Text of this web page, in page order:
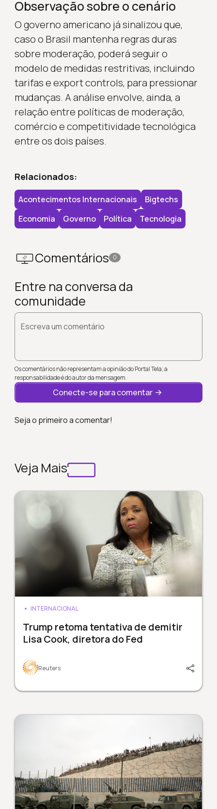
Observação sobre o cenário
O governo americano já sinalizou que,
caso o Brasil mantenha regras duras
sobre moderação, poderá seguir o
modelo de medidas restritivas, incluindo
tarifas e export controls, para pressionar
mudanças. A análise envolve, ainda, a
relação entre políticas de moderação,
comércio e competitividade tecnológica
entre os dois países.
Relacionados:
Acontecimentos Internacionais
Bigtechs
Economia
Governo Política Tecnologia
Comentários 0
Entre na conversa da
comunidade
Escreva um comentário
Os comentários não representam a opinião do Portal Tela; a
responsabilidade é do autor da mensagem.
Conecte-se para comentar
Seja o primeiro a comentar!
Veja Mais
INTERNACIONAL
Trump retoma tentativa de demitir
Lisa Cook, diretora do Fed
Reuters